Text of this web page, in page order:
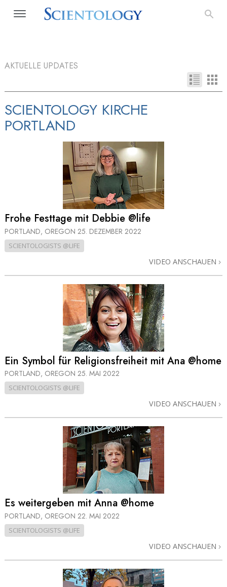
AKTUELLE UPDATES
SCIENTOLOGY KIRCHE
PORTLAND
Frohe Festtage mit Debbie @life
PORTLAND, OREGON 25. DEZEMBER 2022
SCIENTOLOGISTS @LIFE
VIDEO ANSCHAUEN
Ein Symbol für Religionsfreiheit mit Ana @home
PORTLAND, OREGON 25. MAI 2022
SCIENTOLOGISTS @LIFE
VIDEO ANSCHAUEN
Es weitergeben mit Anna @home
PORTLAND, OREGON 22. MAI 2022
SCIENTOLOGISTS @LIFE
VIDEO ANSCHAUEN